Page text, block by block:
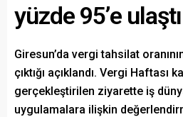
yüzde 95’e ulaştı
Giresun’da vergi tahsilat
çıktığı açıklandı. Vergi Haftası
gerçekleştirilen ziyarette iş
uygulamalara ilişkin